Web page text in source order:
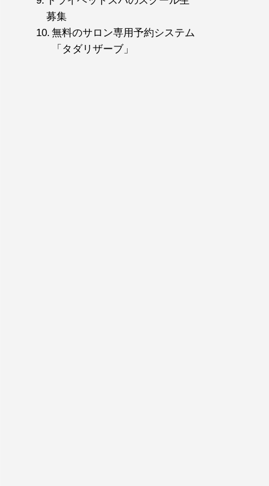
募集
無料のサロン専用予約システム
「タダリザーブ」